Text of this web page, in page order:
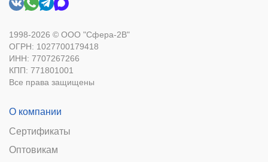
1998-2026 © ООО "Сфера-2В"
ОГРН: 1027700179418
ИНН: 7707267266
КПП: 771801001
Все права защищены
О компании
Сертификаты
Оптовикам